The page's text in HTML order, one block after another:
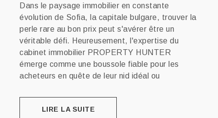
Dans le paysage immobilier en constante
évolution de Sofia, la capitale bulgare, trouver la
perle rare au bon prix peut s'avérer être un
véritable défi. Heureusement, l'expertise du
cabinet immobilier PROPERTY HUNTER
émerge comme une boussole fiable pour les
acheteurs en quête de leur nid idéal ou
LIRE LA SUITE